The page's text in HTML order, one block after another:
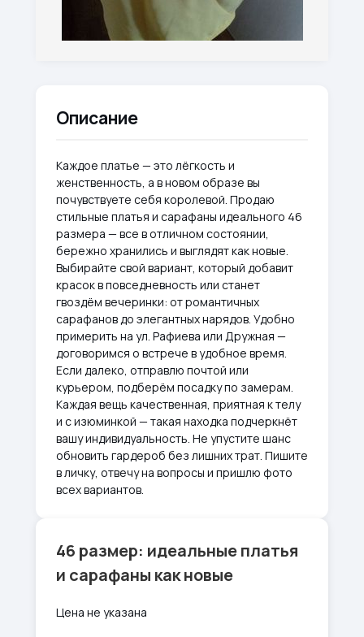
Описание
Каждое платье — это лёгкость и
женственность, а в новом образе вы
почувствуете себя королевой. Продаю
стильные платья и сарафаны идеального 46
размера — все в отличном состоянии,
бережно хранились и выглядят как новые.
Выбирайте свой вариант, который добавит
красок в повседневность или станет
гвоздём вечеринки: от романтичных
сарафанов до элегантных нарядов. Удобно
примерить на ул. Рафиева или Дружная —
договоримся о встрече в удобное время.
Если далеко, отправлю почтой или
курьером, подберём посадку по замерам.
Каждая вещь качественная, приятная к телу
и с изюминкой — такая находка подчеркнёт
вашу индивидуальность. Не упустите шанс
обновить гардероб без лишних трат. Пишите
в личку, отвечу на вопросы и пришлю фото
всех вариантов.
46 размер: идеальные платья
и сарафаны как новые
Цена не указана